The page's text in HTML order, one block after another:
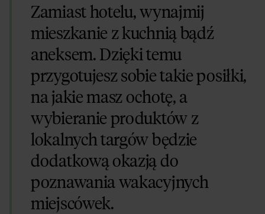
Zamiast hotelu, wynajmij
mieszkanie z kuchnią bądź
aneksem. Dzięki temu
przygotujesz sobie takie posiłki,
na jakie masz ochotę, a
wybieranie produktów z
lokalnych targów będzie
dodatkową okazją do
poznawania wakacyjnych
miejscówek.